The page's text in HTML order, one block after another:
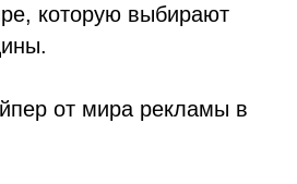
которую выбирают
от мира рекламы в